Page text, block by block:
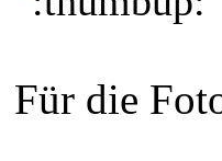
Für die